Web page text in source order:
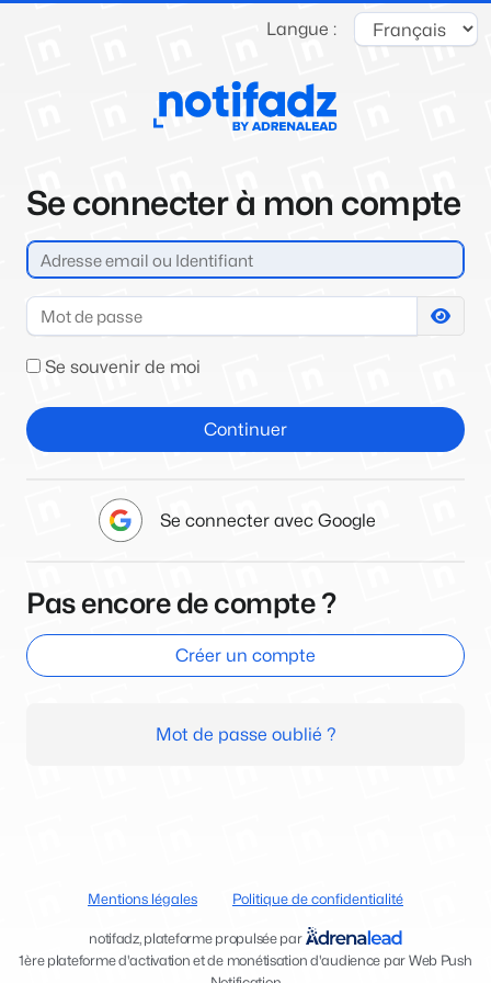
Langue :
Se connecter à mon compte
Se souvenir de moi
Continuer
Se connecter avec Google
Pas encore de compte ?
Créer un compte
Mot de passe oublié ?
Mentions légales Politique de confidentialité
notifadz, plateforme propulsée par
1ère plateforme d'activation et de monétisation d'audience par Web Push